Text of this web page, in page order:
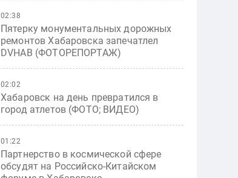
Пятерку монументальных дорожных
ремонтов Хабаровска запечатлел
DVHAB (ФОТОРЕПОРТАЖ)
02:38
Хабаровск на день превратился в
город атлетов (ФОТО; ВИДЕО)
02:02
Партнерство в космической сфере
обсудят на Российско-Китайском
01:22